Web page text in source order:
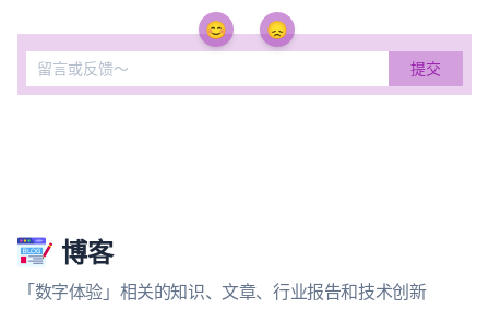
😊 😞
博客
「数字体验」相关的知识、文章、行业报告和技术创新